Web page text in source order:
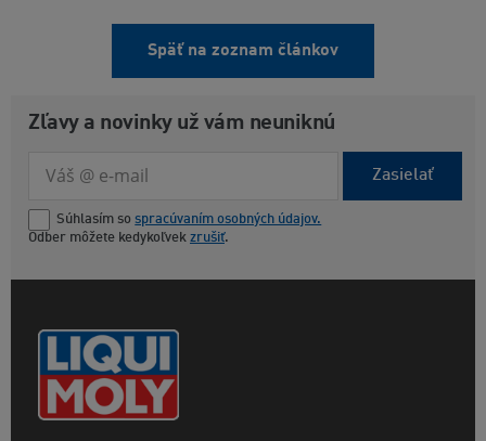
Späť na zoznam článkov
Zľavy a novinky už vám neuniknú
Zasielať
Súhlasím so spracúvaním osobných údajov.
Odber môžete kedykoľvek zrušiť.